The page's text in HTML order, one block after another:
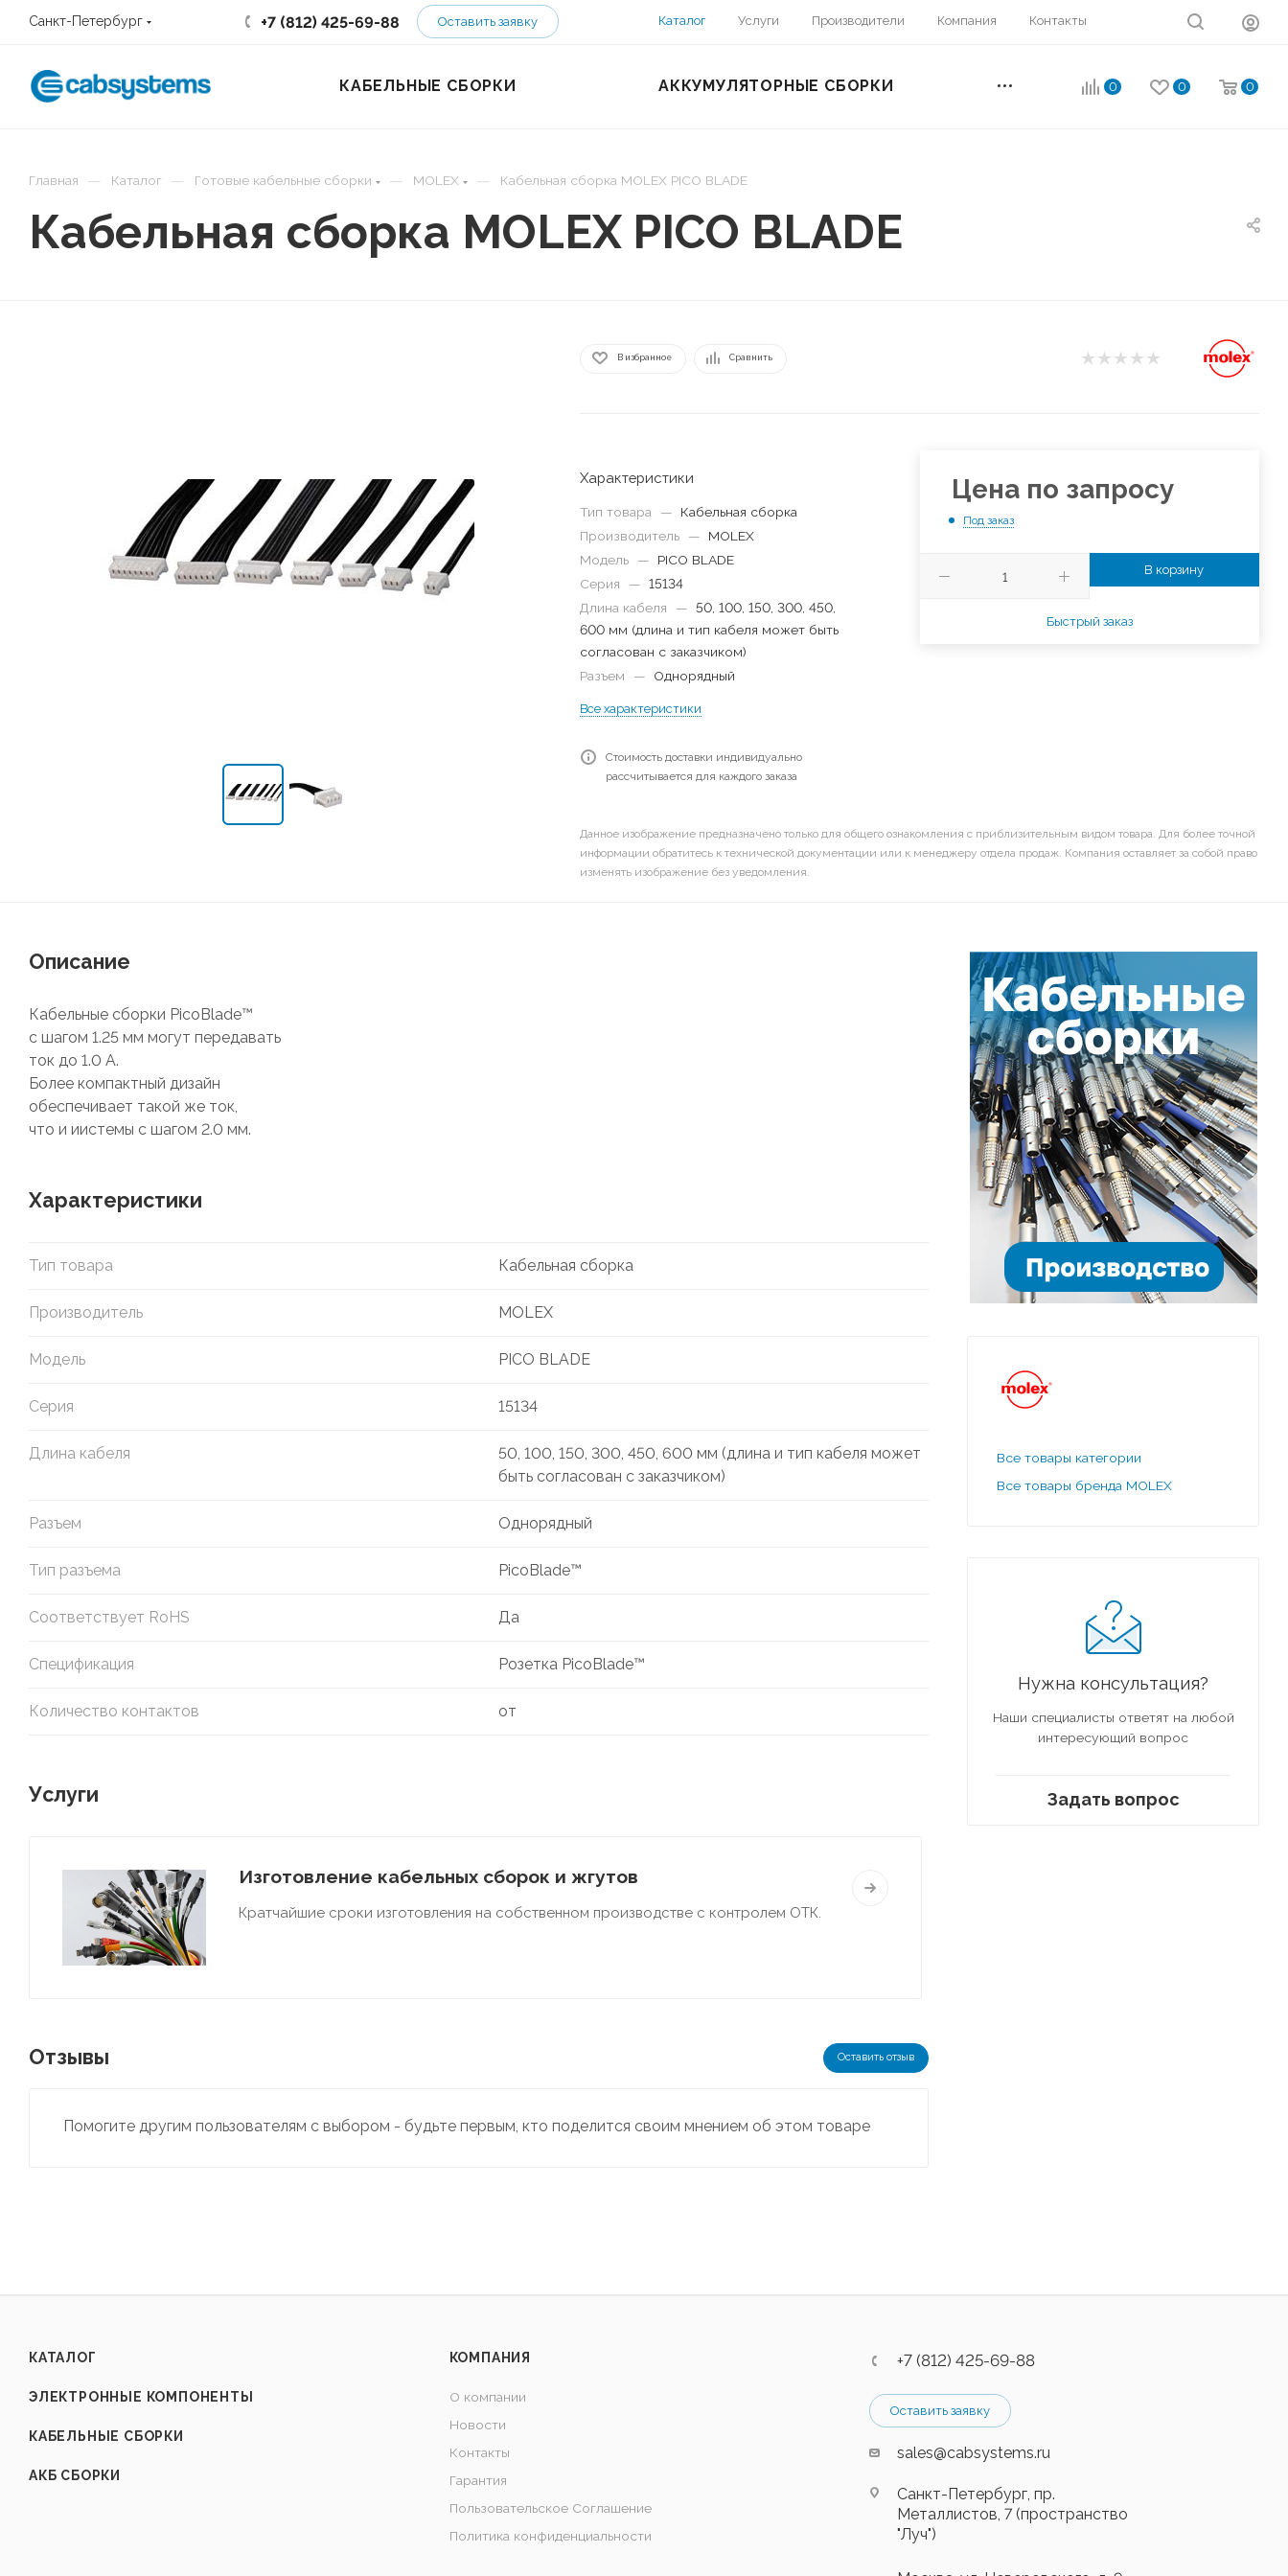
Санкт-Петербург +7 (812) 425-69-88 Оставить заявку Каталог Услуги Производители Компания Контакты
0 0 0
КАБЕЛЬНЫЕ СБОРКИ АККУМУЛЯТОРНЫЕ СБОРКИ
Главная — Каталог — Готовые кабельные сборки — MOLEX — Кабельная сборка MOLEX PICO BLADE
Кабельная сборка MOLEX PICO BLADE
В избранное Сравнить
Характеристики
Тип товара —
Кабельная сборка
Производитель
—
MOLEX
Модель
—
PICO BLADE
Серия
— 15134
Длина кабеля
— 50, 100, 150, 300, 450,
600 мм (длина и тип кабеля может быть
согласован с заказчиком)
Разъем
— Однорядный
Все характеристики
Стоимость доставки индивидуально
рассчитывается для каждого заказа
Цена по запросу
Под заказ
В корзину
Быстрый заказ
Данное изображение предназначено только для общего ознакомления с приблизительным видом товара. Для более точной
информации обратитесь к технической документации или к менеджеру отдела продаж. Компания оставляет за собой право
изменять изображение без уведомления.
Описание
Кабельные сборки PicoBlade™
c шагом 1.25 мм могут передавать
ток до 1.0 А.
Более компактный дизайн
обеспечивает такой же ток,
что и иистемы с шагом 2.0 мм.
Характеристики
Тип товара Кабельная сборка
Производитель MOLEX
Модель PICO BLADE
Серия 15134
Длина кабеля
50, 100, 150, 300, 450, 600 мм (длина и тип кабеля может
быть согласован с заказчиком)
Разъем Однорядный
Тип разъема PicoBlade™
Соответствует RoHS Да
Спецификация Розетка PicoBlade™
Количество контактов от
Услуги
Изготовление кабельных сборок и жгутов
Кратчайшие сроки изготовления на собственном производстве с контролем ОТК.
Отзывы Оставить отзыв
Помогите другим пользователям с выбором - будьте первым, кто поделится своим мнением об этом товаре
Все товары категории
Все товары бренда MOLEX
Нужна консультация?
Наши специалисты ответят на любой
интересующий вопрос
Задать вопрос
КАТАЛОГ
ЭЛЕКТРОННЫЕ КОМПОНЕНТЫ
КАБЕЛЬНЫЕ СБОРКИ
АКБ СБОРКИ
КОМПАНИЯ
О компании
Новости
Контакты
Гарантия
Пользовательское Соглашение
Политика конфиденциальности
+7 (812) 425-69-88
Оставить заявку
sales@cabsystems.ru
Санкт-Петербург, пр.
Металлистов, 7 (пространство
"Луч")